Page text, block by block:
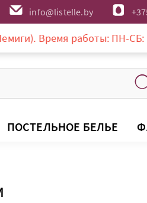
info@listelle.by
Время работы: ПН-СБ: 10-
ПОСТЕЛЬНОЕ БЕЛЬЕ